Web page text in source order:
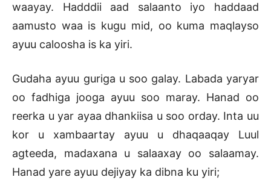
waayay. Hadddii aad salaanto iyo haddaad
aamusto waa is kugu mid, oo kuma maqlayso
ayuu caloosha is ka yiri.
Gudaha ayuu guriga u soo galay. Labada yaryar
oo fadhiga jooga ayuu soo maray. Hanad oo
reerka u yar ayaa dhankiisa u soo orday. Inta uu
kor u xambaartay ayuu u dhaqaaqay Luul
agteeda, madaxana u salaaxay oo salaamay.
Hanad yare ayuu dejiyay ka dibna ku yiri;